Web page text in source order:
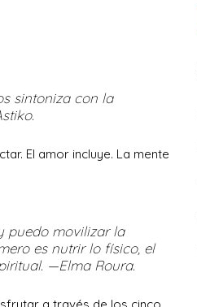
sintoniza con la
El amor incluye. La mente
puedo movilizar la
es nutrir lo físico, el
—Elma Roura.